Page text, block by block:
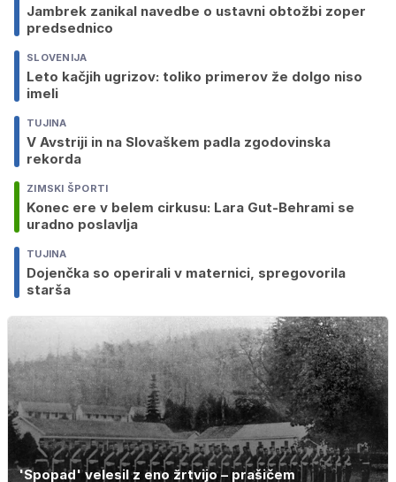
Jambrek zanikal navedbe o ustavni obtožbi zoper
predsednico
SLOVENIJA
Leto kačjih ugrizov: toliko primerov že dolgo niso
imeli
TUJINA
V Avstriji in na Slovaškem padla zgodovinska
rekorda
ZIMSKI ŠPORTI
Konec ere v belem cirkusu: Lara Gut-Behrami se
uradno poslavlja
TUJINA
Dojenčka so operirali v maternici, spregovorila
starša
'Spopad' velesil z eno žrtvijo – prašičem